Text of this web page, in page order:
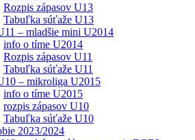
Rozpis zápasov U13
Tabuľka súťaže U13
– mladšie mini U2014
info o tíme U2014
Rozpis zápasov U11
Tabuľka súťaže U11
– mikroliga U2015
info o tíme U2015
rozpis zápasov U10
Tabuľka súťaže U10
2023/2024